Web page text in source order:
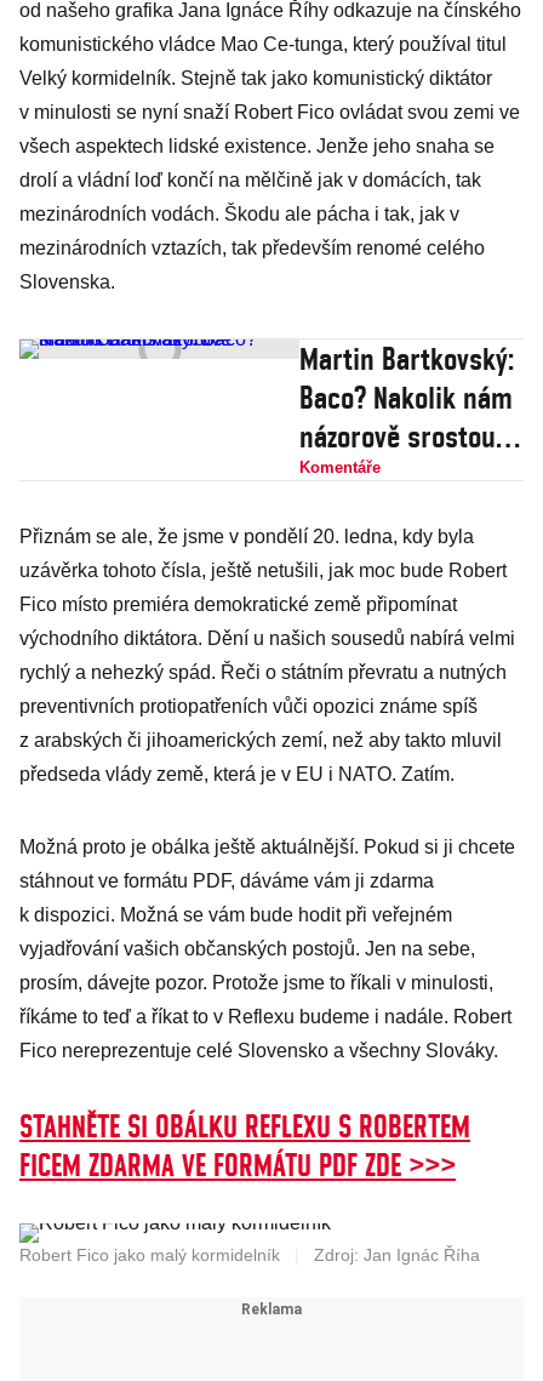
od našeho grafika Jana Ignáce Říhy odkazuje na čínského
komunistického vládce Mao Ce-tunga, který používal titul
Velký kormidelník. Stejně tak jako komunistický diktátor
v minulosti se nyní snaží Robert Fico ovládat svou zemi ve
všech aspektech lidské existence. Jenže jeho snaha se
drolí a vládní loď končí na mělčině jak v domácích, tak
mezinárodních vodách. Škodu ale pácha i tak, jak v
mezinárodních vztazích, tak především renomé celého
Slovenska.
Martin Bartkovský:
Baco? Nakolik nám
názorově srostou
Babiš a Fico?
Komentáře
Přiznám se ale, že jsme v pondělí 20. ledna, kdy byla
uzávěrka tohoto čísla, ještě netušili, jak moc bude Robert
Fico místo premiéra demokratické země připomínat
východního diktátora. Dění u našich sousedů nabírá velmi
rychlý a nehezký spád. Řeči o státním převratu a nutných
preventivních protiopatřeních vůči opozici známe spíš
z arabských či jihoamerických zemí, než aby takto mluvil
předseda vlády země, která je v EU i NATO. Zatím.
Možná proto je obálka ještě aktuálnější. Pokud si ji chcete
stáhnout ve formátu PDF, dáváme vám ji zdarma
k dispozici. Možná se vám bude hodit při veřejném
vyjadřování vašich občanských postojů. Jen na sebe,
prosím, dávejte pozor. Protože jsme to říkali v minulosti,
říkáme to teď a říkat to v Reflexu budeme i nadále. Robert
Fico nereprezentuje celé Slovensko a všechny Slováky.
STAHNĚTE SI OBÁLKU REFLEXU S ROBERTEM
FICEM ZDARMA VE FORMÁTU PDF ZDE >>>
Robert Fico jako malý kormidelník Zdroj: Jan Ignác Říha